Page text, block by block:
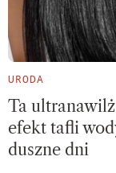
URODA
Ta
efekt tafli
duszne dni